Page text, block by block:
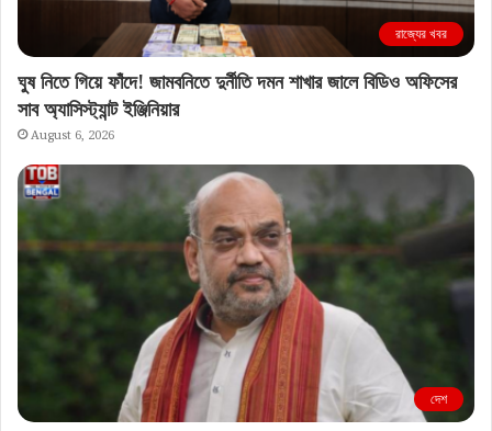
রাজ্যের খবর
ঘুষ নিতে গিয়ে ফাঁদে! জামবনিতে দুর্নীতি দমন শাখার জালে বিডিও অফিসের
সাব অ্যাসিস্ট্যান্ট ইঞ্জিনিয়ার
August 6, 2026
দেশ